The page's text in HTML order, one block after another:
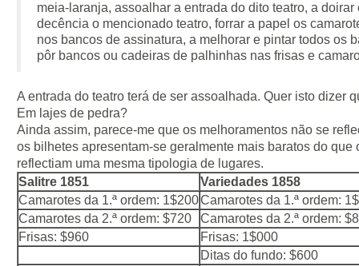
meia-laranja, assoalhar a entrada do dito teatro, a
decência o mencionado teatro, forrar a papel os
nos bancos de assinatura, a melhorar e pintar todos os
pôr bancos ou cadeiras de palhinhas nas frisas e
A entrada do teatro terá de ser assoalhada. Quer isto dizer
Em lajes de pedra?
Ainda assim, parece-me que os melhoramentos não se
os bilhetes apresentam-se geralmente mais baratos do que
reflectiam uma mesma tipologia de lugares.
Salitre 1851
Variedades 1858
Camarotes da 1.ª ordem: 1$200Camarotes da 1.ª ordem:
Camarotes da 2.ª ordem: $720
Camarotes da 2.ª ordem:
Frisas: $960
Frisas: 1$000
Ditas do fundo: $600